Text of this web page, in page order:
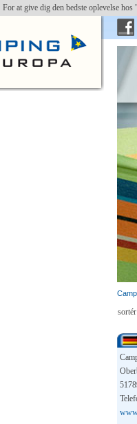
For at give dig den bedste oplevelse